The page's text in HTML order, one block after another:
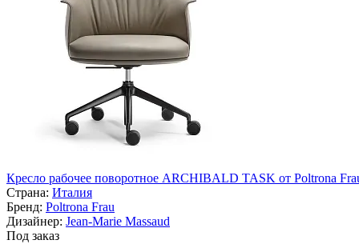
Кресло рабочее поворотное ARCHIBALD TASK от Poltrona
Страна: Италия
Бренд: Poltrona Frau
Дизайнер: Jean-Marie Massaud
Под заказ